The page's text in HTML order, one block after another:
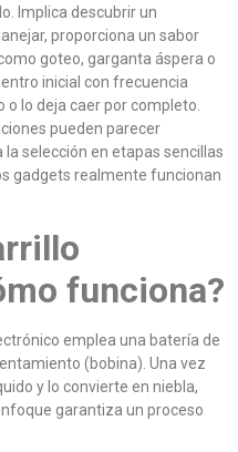
Implica descubrir un
proporciona un sabor
goteo, garganta áspera o
inicial con frecuencia
o lo deja caer por completo.
pueden parecer
selección en etapas sencillas
gadgets realmente funcionan
funciona?
emplea una batería de
(bobina). Una vez
y lo convierte en niebla,
garantiza un proceso